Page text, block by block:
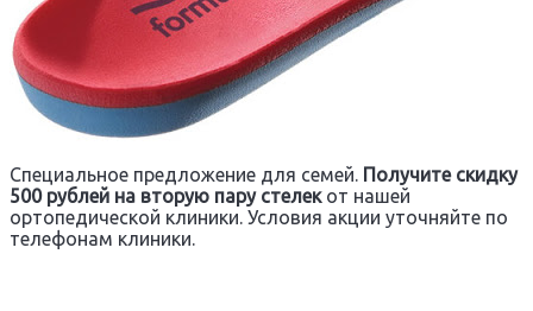
Специальное предложение для семей. Получите скидку
500 рублей на вторую пару стелекот нашей
ортопедической клиники. Условия акции уточняйте по
телефонам клиники.